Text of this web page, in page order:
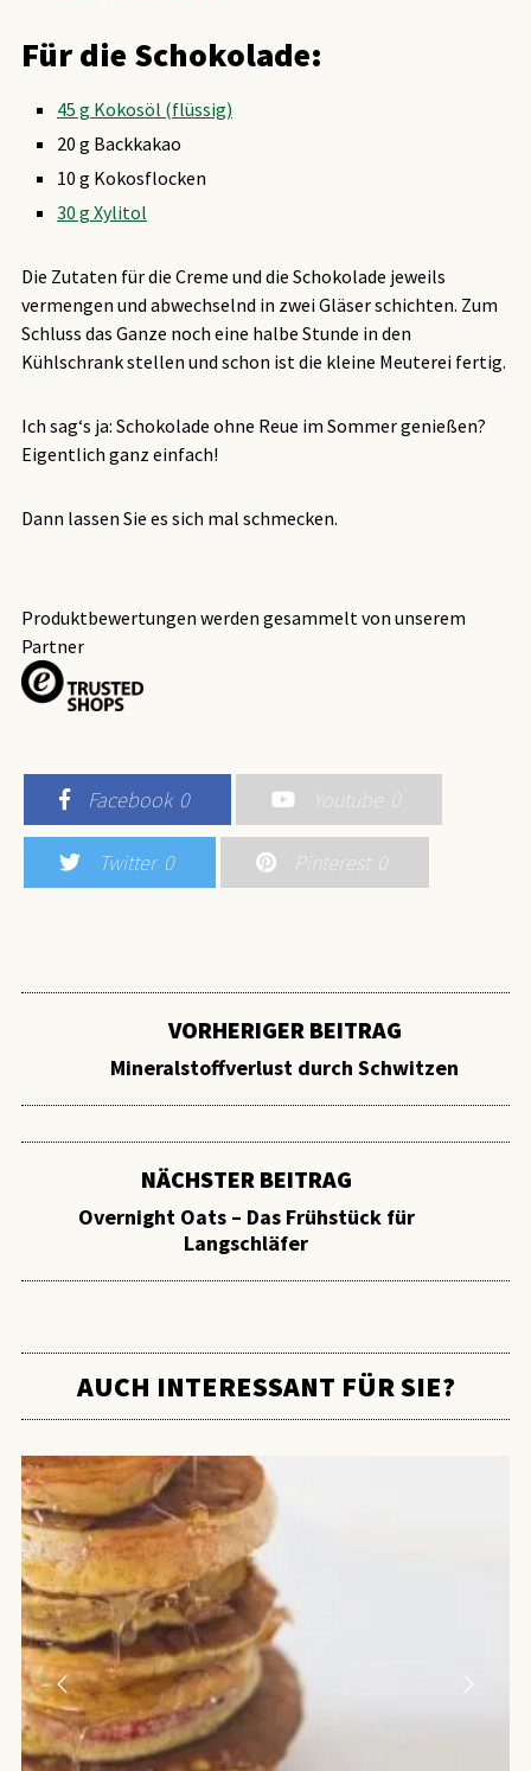
Für die Schokolade:
45 g Kokosöl (flüssig)
20 g Backkakao
10 g Kokosflocken
30 g Xylitol
Die Zutaten für die Creme und die Schokolade jeweils
vermengen und abwechselnd in zwei Gläser schichten. Zum
Schluss das Ganze noch eine halbe Stunde in den
Kühlschrank stellen und schon ist die kleine Meuterei fertig.
Ich sag‘s ja: Schokolade ohne Reue im Sommer genießen?
Eigentlich ganz einfach!
Dann lassen Sie es sich mal schmecken.
Produktbewertungen werden gesammelt von unserem
Partner
Facebook 0 Youtube 0
Twitter 0 Pinterest 0
VORHERIGER BEITRAG
Mineralstoffverlust durch Schwitzen
NÄCHSTER BEITRAG
Overnight Oats – Das Frühstück für
Langschläfer
AUCH INTERESSANT FÜR SIE?